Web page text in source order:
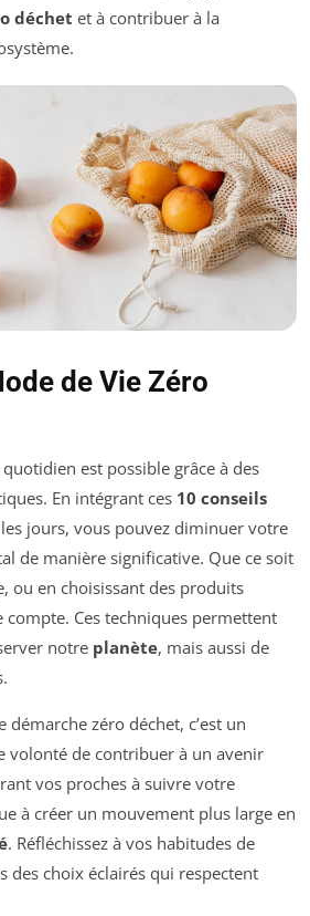
déchet et à contribuer à la
de Vie Zéro
est possible grâce à des
En intégrant ces 10 conseils
jours, vous pouvez diminuer votre
de manière significative. Que ce soit
ou en choisissant des produits
compte. Ces techniques permettent
notre planète, mais aussi de
démarche zéro déchet, c’est un
volonté de contribuer à un avenir
vos proches à suivre votre
à créer un mouvement plus large en
. Réfléchissez à vos habitudes de
des choix éclairés qui respectent